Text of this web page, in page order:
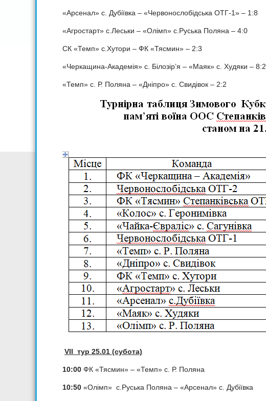
«Арсенал» с. Дубіївка – «Червонослобідська ОТГ-1» – 1:8
«Агростарт» с.Леськи – «Олімп» с.Руська Поляна – 4:0
СК «Темп» с.Хутори – ФК «Тясмин» – 2:3
«Черкащина-Академія» с. Білозір’я – «Маяк» с. Худяки – 8:2
«Темп» с. Р. Поляна – «Дніпро» с. Свидівок – 2:2
VIІ тур 25.01 (субота)
10:00 ФК «Тясмин» – «Темп» с. Р. Поляна
10:50 «Олімп» с.Руська Поляна – «Арсенал» с. Дубіївка